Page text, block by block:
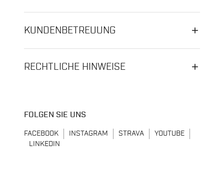
KUNDENBETREUUNG
RECHTLICHE HINWEISE
FOLGEN SIE UNS
FACEBOOK INSTAGRAM STRAVA
YOUTUBE
LINKEDIN